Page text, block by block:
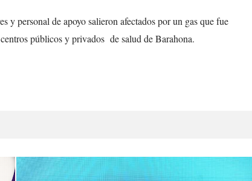
y personal de apoyo salieron afectados por un gas que fue
públicos y privados de salud de Barahona.